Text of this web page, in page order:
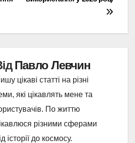
Павло Левчин
цікаві статті на різні
які цікавлять мене та
По життю
різними сферами
історії до космосу.